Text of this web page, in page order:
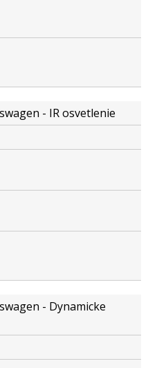
- IR osvetlenie
- Dynamicke